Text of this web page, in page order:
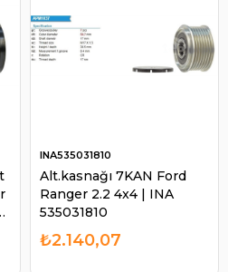
Alt.kasnağı 7KAN Ford
Ranger 2.2 4x4 | INA
535031810
INA535031810
₺2.140,07